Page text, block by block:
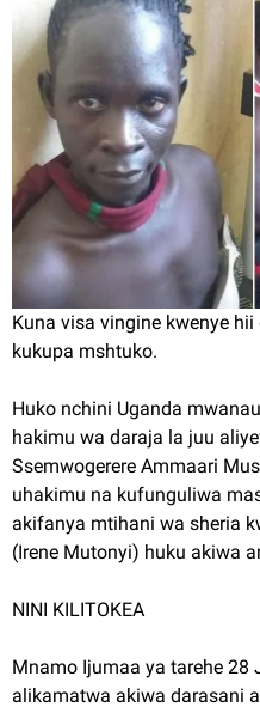
Kuna visa vingine kwenye
kukupa mshtuko.
Huko nchini Uganda
hakimu wa daraja la juu
Ssemwogerere Ammaari
uhakimu na kufunguliwa
akifanya mtihani wa sheria
(Irene Mutonyi) huku akiwa
NINI KILITOKEA
Mnamo Ijumaa ya tarehe 28
alikamatwa akiwa darasani